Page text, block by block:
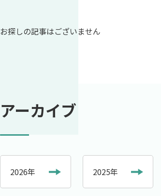
お探しの記事はございません
アーカイブ
2026年 2025年